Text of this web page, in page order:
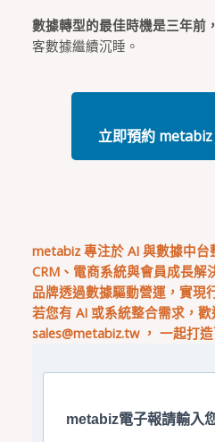
數據轉型的最佳時機是三年前
客數據繼續沉睡。
立即預約
metabiz 專注於 AI 與數據中台
CRM、電商系統與會員成長解
品牌透過數據驅動營運，實現
若您有 AI 或系統整合需求，
sales@metabiz.tw， 一起打造
metabiz電子報請輸入